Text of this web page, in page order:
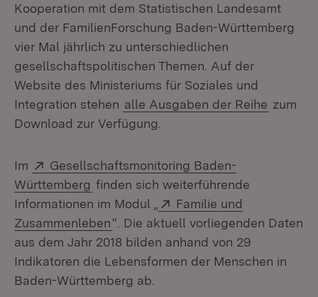
Kooperation mit dem Statistischen Landesamt
und der FamilienForschung Baden-Württemberg
vier Mal jährlich zu unterschiedlichen
gesellschaftspolitischen Themen. Auf der
Website des Ministeriums für Soziales und
Integration stehen alle Ausgaben der Reihe zum
Download zur Verfügung.
Im Extern:
Gesellschaftsmonitoring Baden-
Württemberg (Öffnet in neuem Fenster)
finden sich weiterführende
Informationen im Modul „
Extern:
Familie und
Zusammenleben(Öffnet in neuem Fenster)
“. Die aktuell vorliegenden Daten
aus dem Jahr 2018 bilden anhand von 29
Indikatoren die Lebensformen der Menschen in
Baden-Württemberg ab.